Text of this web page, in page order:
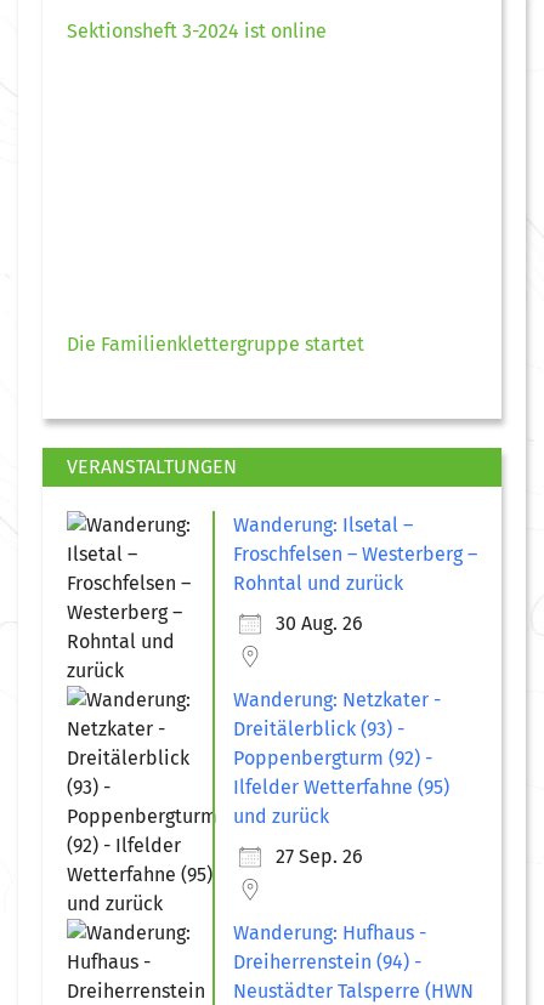
Sektionsheft 3-2024 ist online
Die Familienklettergruppe startet
VERANSTALTUNGEN
Wanderung: Ilsetal –
Froschfelsen – Westerberg –
Rohntal und zurück
30 Aug. 26
Wanderung: Netzkater -
Dreitälerblick (93) -
Poppenbergturm (92) -
Ilfelder Wetterfahne (95)
und zurück
27 Sep. 26
Wanderung: Hufhaus -
Dreiherrenstein (94) -
Neustädter Talsperre (HWN